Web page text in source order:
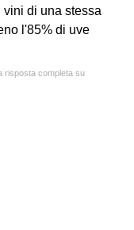
di una stessa
l'85% di uve
risposta completa su